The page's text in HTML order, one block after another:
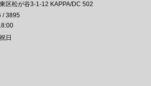
区松が谷3-1-12 KAPPA/DC 502
/ 3895
日